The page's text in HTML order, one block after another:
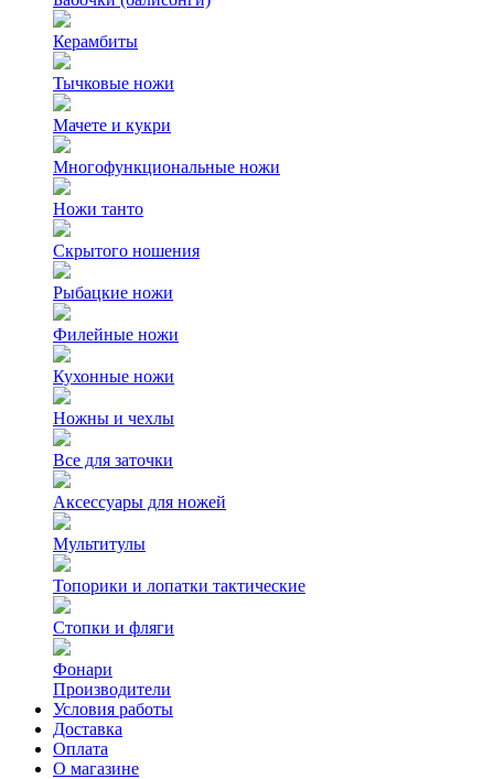
Керамбиты
Тычковые ножи
Мачете и кукри
Многофункциональные ножи
Ножи танто
Скрытого ношения
Рыбацкие ножи
Филейные ножи
Кухонные ножи
Ножны и чехлы
Все для заточки
Аксессуары для ножей
Мультитулы
Топорики и лопатки тактические
Стопки и фляги
Фонари
Производители
Условия работы
Доставка
Оплата
О магазине